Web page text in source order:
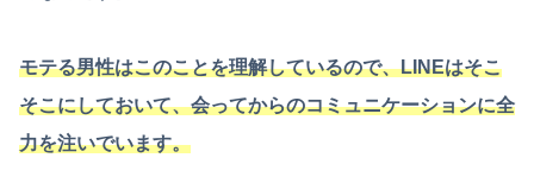
モテる男性はこのことを理解しているので、LINEはそこ
そこにしておいて、会ってからのコミュニケーションに全
力を注いでいます。